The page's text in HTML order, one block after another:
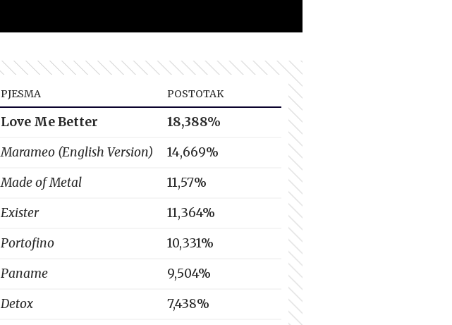
PJESMA POSTOTAK
Love Me Better
18,388%
Marameo (English Version)
14,669%
Made of Metal
11,57%
Exister
11,364%
Portofino
10,331%
Paname
9,504%
Detox
7,438%